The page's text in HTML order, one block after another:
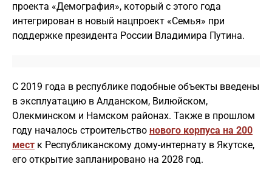
проекта «Демография», который с этого года
интегрирован в новый нацпроект «Семья» при
поддержке президента России Владимира Путина.
С 2019 года в республике подобные объекты введены
в эксплуатацию в Алданском, Вилюйском,
Олекминском и Намском районах. Также в прошлом
году началось строительство нового корпуса на 200
мест к Республиканскому дому-интернату в Якутске,
его открытие запланировано на 2028 год.